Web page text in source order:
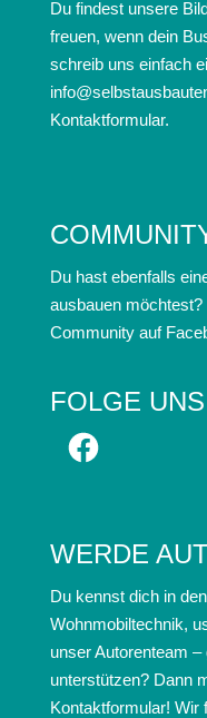
Du findest unsere
freuen, wenn dein
schreib uns einfach
Kontaktformular.
Du hast ebenfalls
ausbauen
Community auf
FOLGE UNS
Facebook
WERDE
Du kennst dich in
Wohnmobiltechnik,
unser Autorenteam
unterstützen? Dann
Kontaktformular! Wir